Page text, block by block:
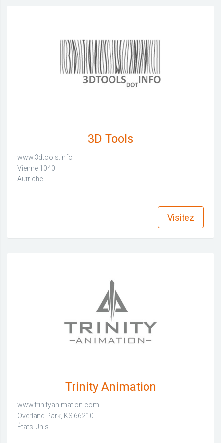
3D Tools
www.3dtools.info
Vienne 1040
Autriche
Visitez
Trinity Animation
www.trinityanimation.com
Overland Park, KS 66210
États-Unis